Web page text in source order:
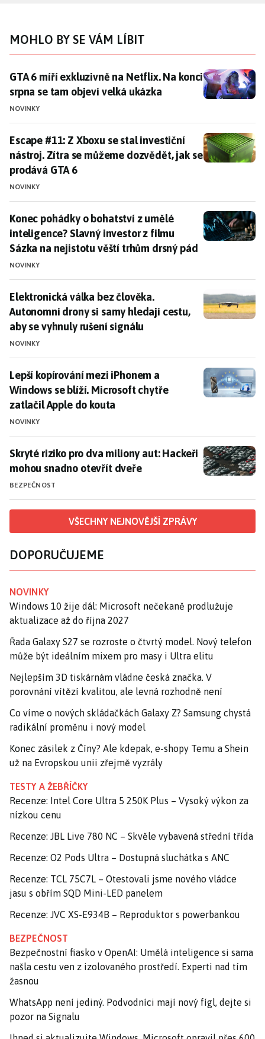
MOHLO BY SE VÁM LÍBIT
GTA 6 míří exkluzivně na Netflix. Na konci srpna se
GTA 6 míří exkluzivně na Netflix. Na konci
srpna se tam objeví velká ukázka
NOVINKY
Escape #11: Z Xboxu se stal investiční nástroj. Zítra
Escape #11: Z Xboxu se stal investiční
nástroj. Zítra se můžeme dozvědět, jak se
prodává GTA 6
NOVINKY
Konec pohádky o bohatství z umělé inteligence?
Konec pohádky o bohatství z umělé
inteligence? Slavný investor z filmu
Sázka na nejistotu věští trhům drsný pád
NOVINKY
Elektronická válka bez člověka. Autonomní drony si
Elektronická válka bez člověka.
Autonomní drony si samy hledají cestu,
aby se vyhnuly rušení signálu
NOVINKY
Lepší kopírování mezi iPhonem a Windows se blíží.
Lepší kopírování mezi iPhonem a
Windows se blíží. Microsoft chytře
zatlačil Apple do kouta
NOVINKY
Skryté riziko pro dva miliony aut: Hackeři mohou
Skryté riziko pro dva miliony aut: Hackeři
mohou snadno otevřít dveře
BEZPEČNOST
VŠECHNY NEJNOVĚJŠÍ ZPRÁVY
DOPORUČUJEME
NOVINKY
Windows 10 žije dál: Microsoft nečekaně prodlužuje
aktualizace až do října 2027
Řada Galaxy S27 se rozroste o čtvrtý model. Nový telefon
může být ideálním mixem pro masy i Ultra elitu
Nejlepším 3D tiskárnám vládne česká značka. V
porovnání vítězí kvalitou, ale levná rozhodně není
Co víme o nových skládačkách Galaxy Z? Samsung chystá
radikální proměnu i nový model
Konec zásilek z Číny? Ale kdepak, e-shopy Temu a Shein
už na Evropskou unii zřejmě vyzrály
TESTY A ŽEBŘÍČKY
Recenze: Intel Core Ultra 5 250K Plus – Vysoký výkon za
nízkou cenu
Recenze: JBL Live 780 NC – Skvěle vybavená střední třída
Recenze: O2 Pods Ultra – Dostupná sluchátka s ANC
Recenze: TCL 75C7L – Otestovali jsme nového vládce
jasu s obřím SQD Mini-LED panelem
Recenze: JVC XS-E934B – Reproduktor s powerbankou
BEZPEČNOST
Bezpečnostní fiasko v OpenAI: Umělá inteligence si sama
našla cestu ven z izolovaného prostředí. Experti nad tím
žasnou
WhatsApp není jediný. Podvodníci mají nový fígl, dejte si
pozor na Signalu